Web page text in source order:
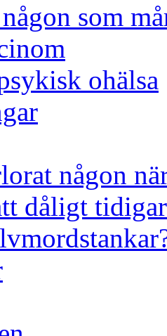
som
ohälsa
någon
dåligt